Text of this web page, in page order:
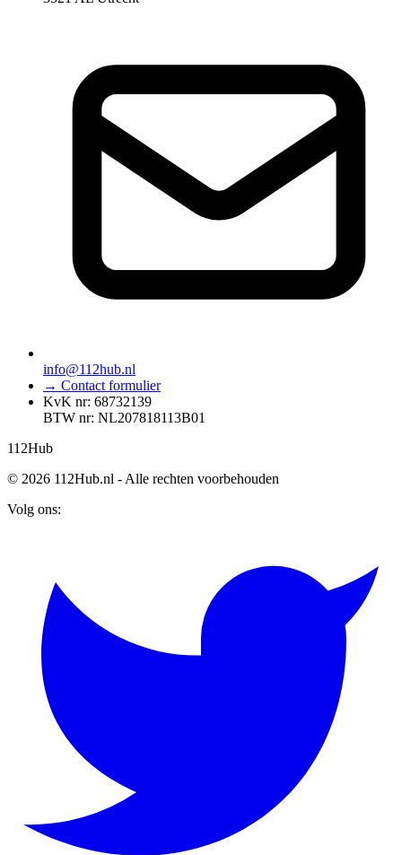
info@112hub.nl
→ Contact formulier
KvK nr: 68732139
BTW nr: NL207818113B01
112Hub
© 2026 112Hub.nl - Alle rechten voorbehouden
Volg ons: